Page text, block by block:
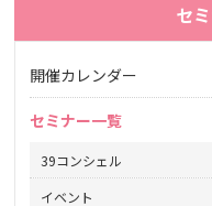
セ
開催カレンダー
セミナー一覧
39コンシェル
イベント